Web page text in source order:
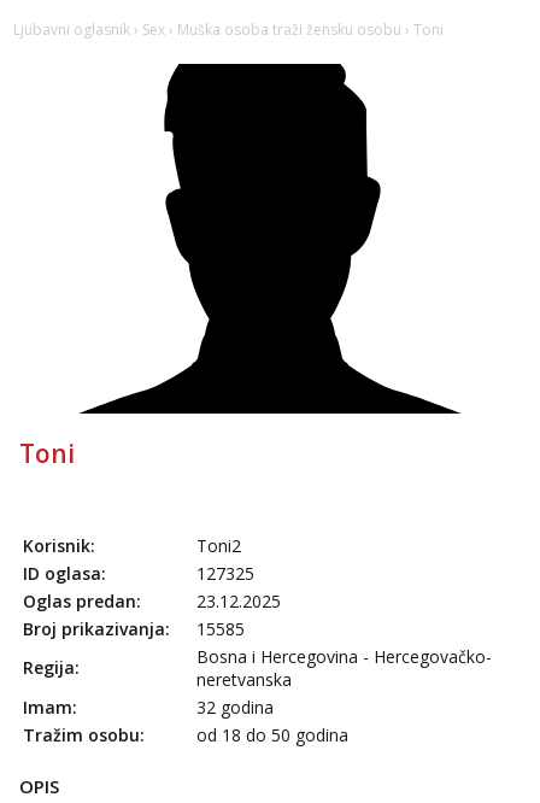
Ivančica
Tel:
tel:0,93€ - mob:1,12€ min
Anđela
Čekam tvoj poziv!
Tel:064/677-677
tel:0,93€ - mob:1,12€ min
Ljubavni oglasnik › Sex › Muška osoba traži žensku osobu › Toni
Toni
Korisnik:
Toni2
ID oglasa:
127325
Oglas predan:
23.12.2025
Broj prikazivanja:
15585
Regija:
Bosna i Hercegovina - Hercegovačko-
neretvanska
Imam:
32 godina
Tražim osobu:
od 18 do 50 godina
OPIS